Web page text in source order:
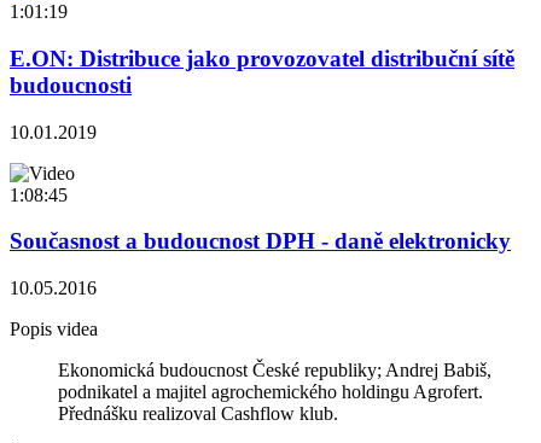
1:01:19
E.ON: Distribuce jako provozovatel distribuční sítě
budoucnosti
10.01.2019
1:08:45
Současnost a budoucnost DPH - daně elektronicky
10.05.2016
Popis videa
Ekonomická budoucnost České republiky; Andrej Babiš,
podnikatel a majitel agrochemického holdingu Agrofert.
Přednášku realizoval Cashflow klub.